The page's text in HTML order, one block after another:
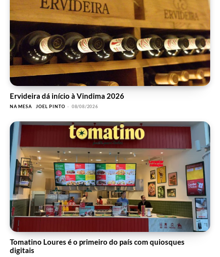
Ervideira dá início à Vindima 2026
NA MESA JOEL PINTO - 08/08/2026
Tomatino Loures é o primeiro do país com quiosques
digitais